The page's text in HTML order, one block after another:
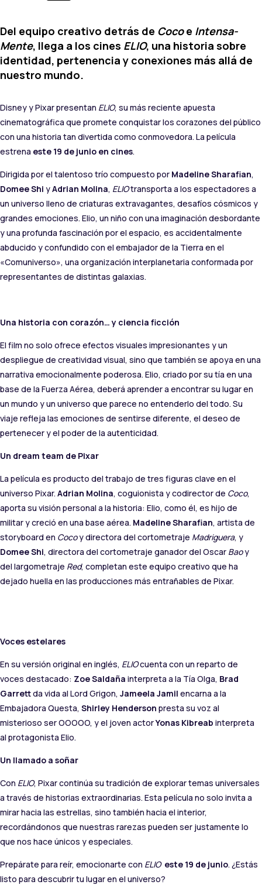
Del equipo creativo detrás de Cocoe Intensa-
Mente, llega a los cines ELIO, una historia sobre
identidad, pertenencia y conexiones más allá de
nuestro mundo.
Disney y Pixar presentan ELIO, su más reciente apuesta
cinematográfica que promete conquistar los corazones del público
con una historia tan divertida como conmovedora. La película
estrena este 19 de junio en cines.
Dirigida por el talentoso trío compuesto por Madeline Sharafian,
Domee Shi yAdrian Molina, ELIOtransporta a los espectadores a
un universo lleno de criaturas extravagantes, desafíos cósmicos y
grandes emociones. Elio, un niño con una imaginación desbordante
y una profunda fascinación por el espacio, es accidentalmente
abducido y confundido con el embajador de la Tierra en el
«Comuniverso», una organización interplanetaria conformada por
representantes de distintas galaxias.
Una historia con corazón… y ciencia ficción
El film no solo ofrece efectos visuales impresionantes y un
despliegue de creatividad visual, sino que también se apoya en una
narrativa emocionalmente poderosa. Elio, criado por su tía en una
base de la Fuerza Aérea, deberá aprender a encontrar su lugar en
un mundo y un universo que parece no entenderlo del todo. Su
viaje refleja las emociones de sentirse diferente, el deseo de
pertenecer y el poder de la autenticidad.
Un dream team de Pixar
La película es producto del trabajo de tres figuras clave en el
universo Pixar. Adrian Molina, coguionista y codirector de Coco,
aporta su visión personal a la historia: Elio, como él, es hijo de
militar y creció en una base aérea. Madeline Sharafian, artista de
storyboard en Cocoy directora del cortometraje Madriguera, y
Domee Shi, directora del cortometraje ganador del Oscar Baoy
del largometraje Red, completan este equipo creativo que ha
dejado huella en las producciones más entrañables de Pixar.
Voces estelares
En su versión original en inglés, ELIOcuenta con un reparto de
voces destacado: Zoe Saldaña interpreta a la Tía Olga, Brad
Garrettda vida al Lord Grigon, Jameela Jamil encarna a la
Embajadora Questa, Shirley Henderson presta su voz al
misterioso ser OOOOO, y el joven actorYonas Kibreab interpreta
al protagonista Elio.
Un llamado a soñar
Con ELIO, Pixar continúa su tradición de explorar temas universales
a través de historias extraordinarias. Esta película no solo invita a
mirar hacia las estrellas, sino también hacia el interior,
recordándonos que nuestras rarezas pueden ser justamente lo
que nos hace únicos y especiales.
Prepárate para reír, emocionarte con ELIO este 19 de junio. ¿Estás
listo para descubrir tu lugar en el universo?